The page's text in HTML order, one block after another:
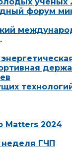
форум
Matters 2024
неделя ГЧП